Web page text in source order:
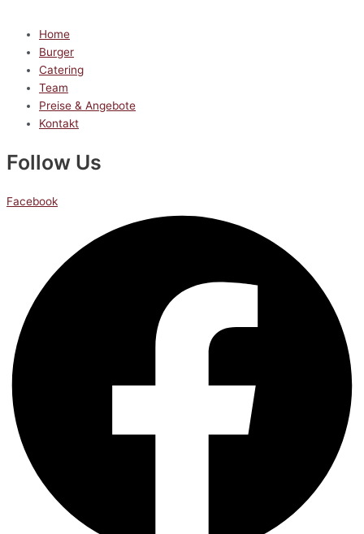
Home
Burger
Catering
Team
Preise & Angebote
Kontakt
Follow Us
Facebook